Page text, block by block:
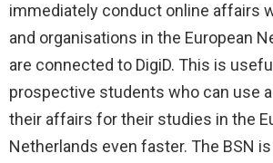
immediately conduct online affairs
and organisations in the European
are connected to DigiD. This is
prospective students who can use a
their affairs for their studies in the
Netherlands even faster. The BSN